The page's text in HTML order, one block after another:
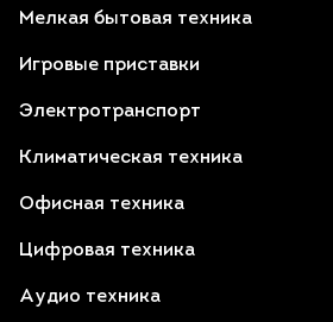
Мелкая бытовая техника
Игровые приставки
Электротранспорт
Климатическая техника
Офисная техника
Цифровая техника
Аудио техника